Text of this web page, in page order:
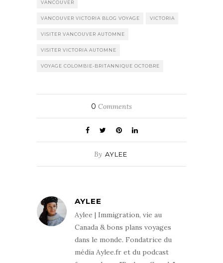
VANCOUVER
VANCOUVER VICTORIA BLOG VOYAGE VICTORIA
VISITER VANCOUVER AUTOMNE
VISITER VICTORIA AUTOMNE
VOYAGE COLOMBIE-BRITANNIQUE OCTOBRE
0 Comments
By AYLEE
AYLEE
Aylee | Immigration, vie au
Canada & bons plans voyages
dans le monde. Fondatrice du
média Aylee.fr et du podcast